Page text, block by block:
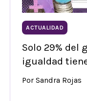
ACTUALIDAD
Solo 29% del
igualdad
Por Sandra Rojas